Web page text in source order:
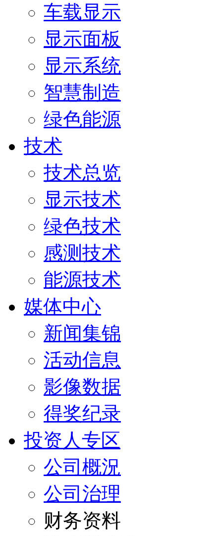
车载显示
显示面板
显示系统
智慧制造
绿色能源
技术
技术总览
显示技术
绿色技术
感测技术
能源技术
媒体中心
新闻集锦
活动信息
影像数据
得奖纪录
投资人专区
公司概況
公司治理
财务资料